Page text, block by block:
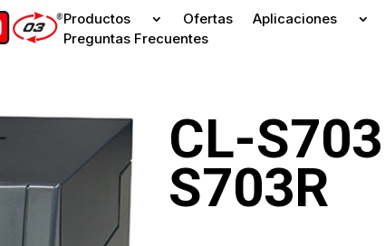
Productos Ofertas Aplicaciones
Preguntas Frecuentes
CL-
S703R